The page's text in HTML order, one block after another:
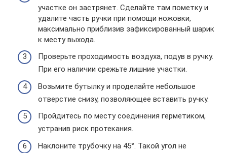
участке он застрянет. Сделайте там пометку и
удалите часть ручки при помощи ножовки,
максимально приблизив зафиксированный шарик
к месту выхода.
Проверьте проходимость воздуха, подув в ручку.
При его наличии срежьте лишние участки.
Возьмите бутылку и проделайте небольшое
отверстие снизу, позволяющее вставить ручку.
Пройдитесь по месту соединения герметиком,
устранив риск протекания.
Наклоните трубочку на 45°. Такой угол не